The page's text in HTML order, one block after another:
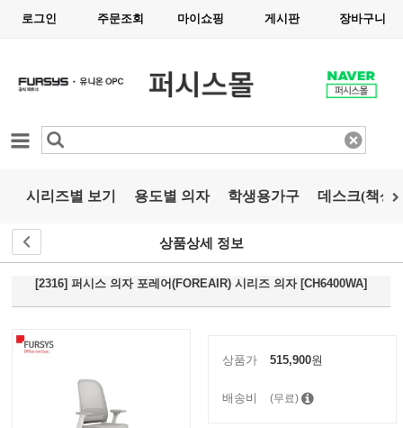
로그인 주문조회 마이쇼핑 게시판 장바구니
카테고리
시리즈별 보기 용도별 의자 학생용가구 데스크(책상)
상품상세 정보
[2316] 퍼시스 의자 포레어(FOREAIR) 시리즈 의자 [CH6400WA]
상품가 515,900원
배송비 (무료)